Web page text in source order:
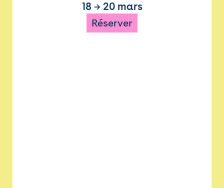
18 → 20 mars
Réserver